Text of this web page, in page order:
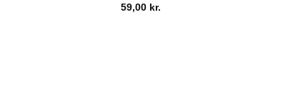
59,00 kr.